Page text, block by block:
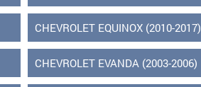
CHEVROLET EQUINOX (2010-2017)
CHEVROLET EVANDA (2003-2006)